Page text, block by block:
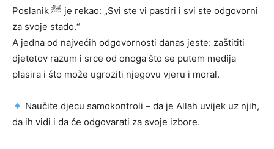
Poslanik ﷺ je rekao: „Svi ste vi pastiri i svi ste odgovorni
za svoje stado.“
A jedna od najvećih odgovornosti danas jeste: zaštititi
djetetov razum i srce od onoga što se putem medija
plasira i što može ugroziti njegovu vjeru i moral.
Naučite djecu samokontroli – da je Allah uvijek uz njih,
da ih vidi i da će odgovarati za svoje izbore.